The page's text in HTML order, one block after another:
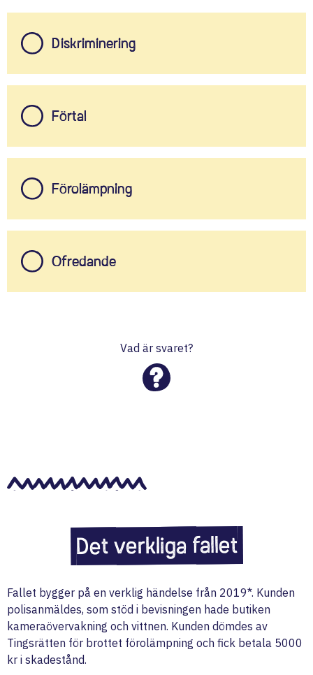
Diskriminering
Förtal
Förolämpning
Ofredande
Vad är svaret?
Det verkliga fallet
Fallet bygger på en verklig händelse från 2019*. Kunden
polisanmäldes, som stöd i bevisningen hade butiken
kameraövervakning och vittnen. Kunden dömdes av
Tingsrätten för brottet förolämpning och fick betala 5000
kr i skadestånd.